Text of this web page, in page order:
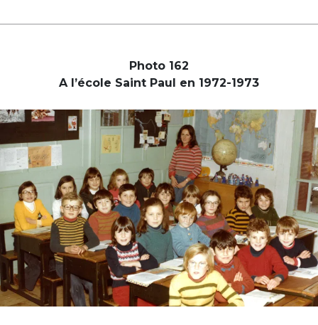
Photo 162
A l’école Saint Paul en 1972-1973